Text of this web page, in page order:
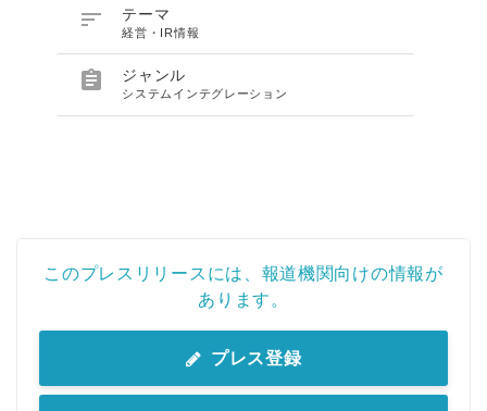
 テーマ
経営・IR情報
 ジャンル
システムインテグレーション
このプレスリリースには、報道機関向けの情報が
あります。
プレス登録